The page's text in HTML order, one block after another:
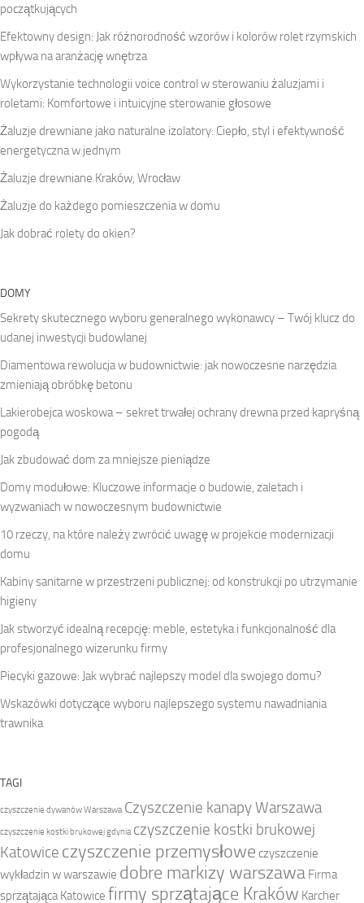
początkujących
Efektowny design: Jak różnorodność wzorów i kolorów rolet rzymskich
wpływa na aranżację wnętrza
Wykorzystanie technologii voice control w sterowaniu żaluzjami i
roletami: Komfortowe i intuicyjne sterowanie głosowe
Żaluzje drewniane jako naturalne izolatory: Ciepło, styl i efektywność
energetyczna w jednym
Żaluzje drewniane Kraków, Wrocław
Żaluzje do każdego pomieszczenia w domu
Jak dobrać rolety do okien?
DOMY
Sekrety skutecznego wyboru generalnego wykonawcy – Twój klucz do
udanej inwestycji budowlanej
Diamentowa rewolucja w budownictwie: jak nowoczesne narzędzia
zmieniają obróbkę betonu
Lakierobejca woskowa – sekret trwałej ochrany drewna przed kapryśną
pogodą
Jak zbudować dom za mniejsze pieniądze
Domy modułowe: Kluczowe informacje o budowie, zaletach i
wyzwaniach w nowoczesnym budownictwie
10 rzeczy, na które należy zwrócić uwagę w projekcie modernizacji
domu
Kabiny sanitarne w przestrzeni publicznej: od konstrukcji po utrzymanie
higieny
Jak stworzyć idealną recepcję: meble, estetyka i funkcjonalność dla
profesjonalnego wizerunku firmy
Piecyki gazowe: Jak wybrać najlepszy model dla swojego domu?
Wskazówki dotyczące wyboru najlepszego systemu nawadniania
trawnika
TAGI
czyszczenie dywanów Warszawa Czyszczenie kanapy Warszawa
czyszczenie kostki brukowej gdynia czyszczenie kostki brukowej
Katowice czyszczenie przemysłowe czyszczenie
wykładzin w warszawie dobre markizy warszawa Firma
sprzątająca Katowice firmy sprzątające Kraków Karcher